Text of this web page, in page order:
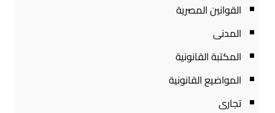
القوانين المصرية
المدنى
المكتبة القانونية
المواضيع القانونية
تجارى